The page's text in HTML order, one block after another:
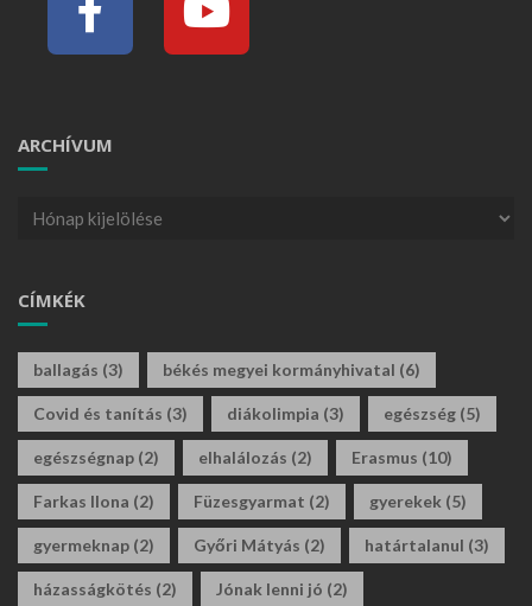
ARCHÍVUM
CÍMKÉK
ballagás (3) békés megyei kormányhivatal (6)
Covid és tanítás (3) diákolimpia (3) egészség (5)
egészségnap (2) elhalálozás (2) Erasmus (10)
Farkas Ilona (2) Füzesgyarmat (2) gyerekek (5)
gyermeknap (2) Győri Mátyás (2) határtalanul (3)
házasságkötés (2) Jónak lenni jó (2)